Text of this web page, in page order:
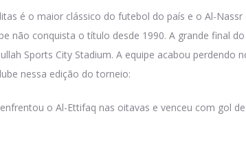
é o maior clássico do futebol do país e o Al-Nassr
não conquista o título desde 1990. A grande final
Sports City Stadium. A equipe acabou perdendo
nessa edição do torneio:
o Al-Ettifaq nas oitavas e venceu com gol